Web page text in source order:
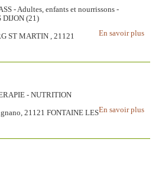
- Adultes, enfants et nourrissons -
DIJON (21)
En savoir plus
ST MARTIN , 21121
- NUTRITION
En savoir plus
21121 FONTAINE LES